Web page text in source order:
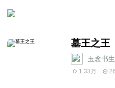
墓王之王
玉念书生
1.33万 26